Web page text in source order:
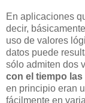
En aplicaciones
decir,
uso de valores
datos puede
sólo admiten dos
con el tiempo
en principio eran
fácilmente en